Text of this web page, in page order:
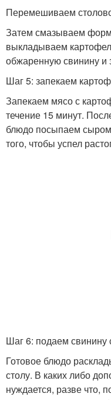
Перемешиваем
Затем смазываем
выкладываем
обжаренную свинину
Шаг 5: запекаем
Запекаем мясо с
течение 15 минут.
блюдо посыпаем
того, чтобы успел
Шаг 6: подаем свинину
Готовое блюдо
столу. В каких либо
нуждается, разве что,